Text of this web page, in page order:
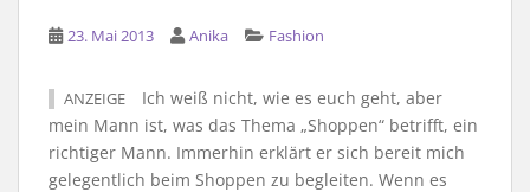
23. Mai 2013 Anika Fashion
ANZEIGE
Ich weiß nicht, wie es euch geht, aber
mein Mann ist, was das Thema „Shoppen“ betrifft, ein
richtiger Mann. Immerhin erklärt er sich bereit mich
gelegentlich beim Shoppen zu begleiten. Wenn es